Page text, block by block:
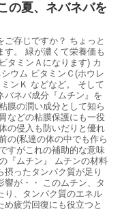
の夏、ネバネバを
ご存じですか？ ちょっと
す。 緑が濃くて栄養価も
タミンＡになります) カ
ウム ビタミンＣ(ホウレ
ンＫ などなど。 そして
バネバ成分『ムチン』を
膜の潤い成分として知ら
などの粘膜保護にも一役
の侵入も防いだりと優れ
の(私達の体の中でも作ら
すがこれの補助的な意味
『ムチン』 ムチンの材料
摂ったタンパク質が足り
響が・・ このムチン、タ
り、タンパク質のエネル
め疲労回復にも役立つと